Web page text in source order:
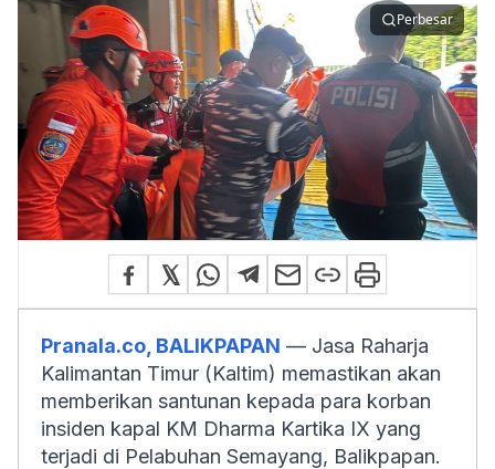
Perbesar
Pranala.co, BALIKPAPAN — Jasa Raharja
Kalimantan Timur (Kaltim) memastikan akan
memberikan santunan kepada para korban
insiden kapal KM Dharma Kartika IX yang
terjadi di Pelabuhan Semayang, Balikpapan.